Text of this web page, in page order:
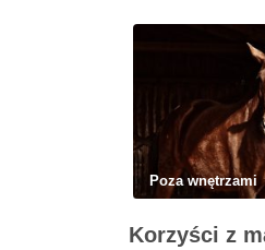
Poza wnętrzami